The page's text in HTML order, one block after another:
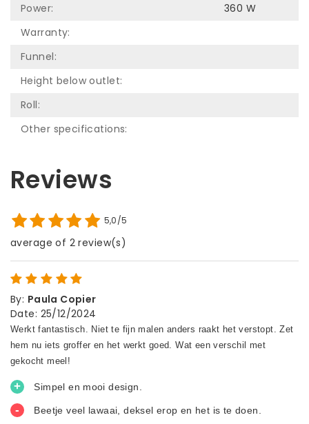
Power:
360 W
Warranty:
Funnel:
Height below outlet:
Roll:
Other specifications:
Reviews
5,0/5
average of 2 review(s)
By: Paula Copier
Date: 25/12/2024